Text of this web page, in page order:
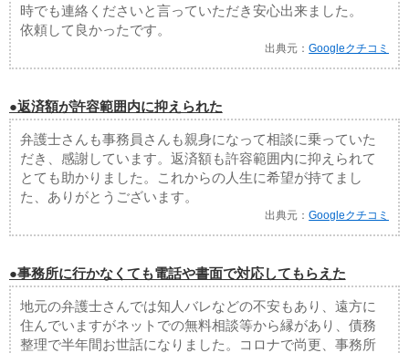
時でも連絡くださいと言っていただき安心出来ました。
依頼して良かったです。
出典元：Googleクチコミ
●返済額が許容範囲内に抑えられた
弁護士さんも事務員さんも親身になって相談に乗っていた
だき、感謝しています。返済額も許容範囲内に抑えられて
とても助かりました。これからの人生に希望が持てまし
た、ありがとうございます。
出典元：Googleクチコミ
●事務所に行かなくても電話や書面で対応してもらえた
地元の弁護士さんでは知人バレなどの不安もあり、遠方に
住んでいますがネットでの無料相談等から縁があり、債務
整理で半年間お世話になりました。コロナで尚更、事務所